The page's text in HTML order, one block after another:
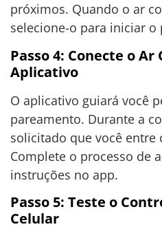
próximos. Quando o ar
selecione-o para iniciar o
Passo 4: Conecte o
Aplicativo
O aplicativo guiará você
pareamento. Durante a
solicitado que você entre
Complete o processo de
instruções no app.
Passo 5: Teste o
Celular